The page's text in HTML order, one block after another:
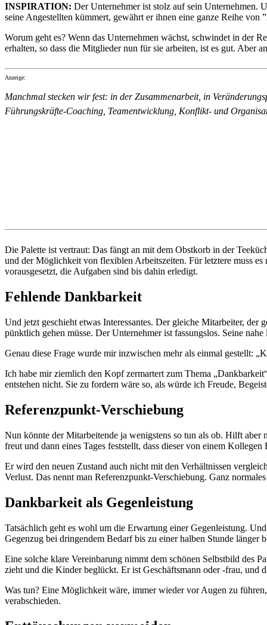
INSPIRATION: Der Unternehmer ist stolz auf sein Unternehmen.
seine Angestellten kümmert, gewährt er ihnen eine ganze Reihe von
Worum geht es? Wenn das Unternehmen wächst, schwindet in der
erhalten, so dass die Mitglieder nun für sie arbeiten, ist es gut. Aber
Anzeige:
Manchmal stecken wir fest: in der Zusammenarbeit, in
Führungskräfte-Coaching, Teamentwicklung, Konflikt- und
Die Palette ist vertraut: Das fängt an mit dem Obstkorb in der
und der Möglichkeit von flexiblen Arbeitszeiten. Für letztere muss
vorausgesetzt, die Aufgaben sind bis dahin erledigt.
Fehlende Dankbarkeit
Und jetzt geschieht etwas Interessantes. Der gleiche Mitarbeiter,
pünktlich gehen müsse. Der Unternehmer ist fassungslos. Seine
Genau diese Frage wurde mir inzwischen mehr als einmal gestellt:
Ich habe mir ziemlich den Kopf zermartert zum Thema
entstehen nicht. Sie zu fordern wäre so, als würde ich Freude,
Referenzpunkt-Verschiebung
Nun könnte der Mitarbeitende ja wenigstens so tun als ob. Hilft aber
freut und dann eines Tages feststellt, dass dieser von einem
Er wird den neuen Zustand auch nicht mit den Verhältnissen
Verlust. Das nennt man Referenzpunkt-Verschiebung. Ganz
Dankbarkeit als Gegenleistung
Tatsächlich geht es wohl um die Erwartung einer Gegenleistung.
Gegenzug bei dringendem Bedarf bis zu einer halben Stunde länger
Eine solche klare Vereinbarung nimmt dem schönen Selbstbild des
zieht und die Kinder beglückt. Er ist Geschäftsmann oder -frau, und
Was tun? Eine Möglichkeit wäre, immer wieder vor Augen zu
verabschieden.